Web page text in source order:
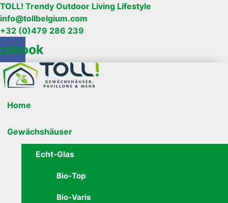
TOLL! Trendy Outdoor Living Lifestyle
info@tollbelgium.com
+32 (0)479 286 239
Home
Gewächshäuser
Echt-Glas
Bio-Top
Bio-Varis